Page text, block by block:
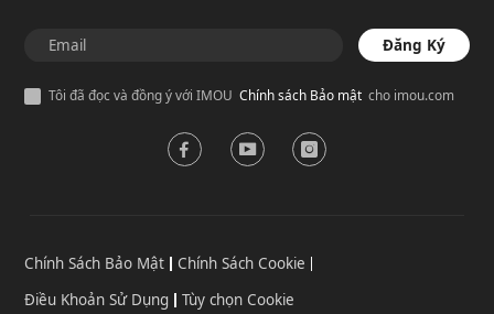
Đăng Ký
Tôi đã đọc và đồng ý với IMOU Chính sách Bảo mậtcho imou.com
Chính Sách Bảo Mật
Chính Sách Cookie
Điều Khoản Sử Dụng
Tùy chọn Cookie